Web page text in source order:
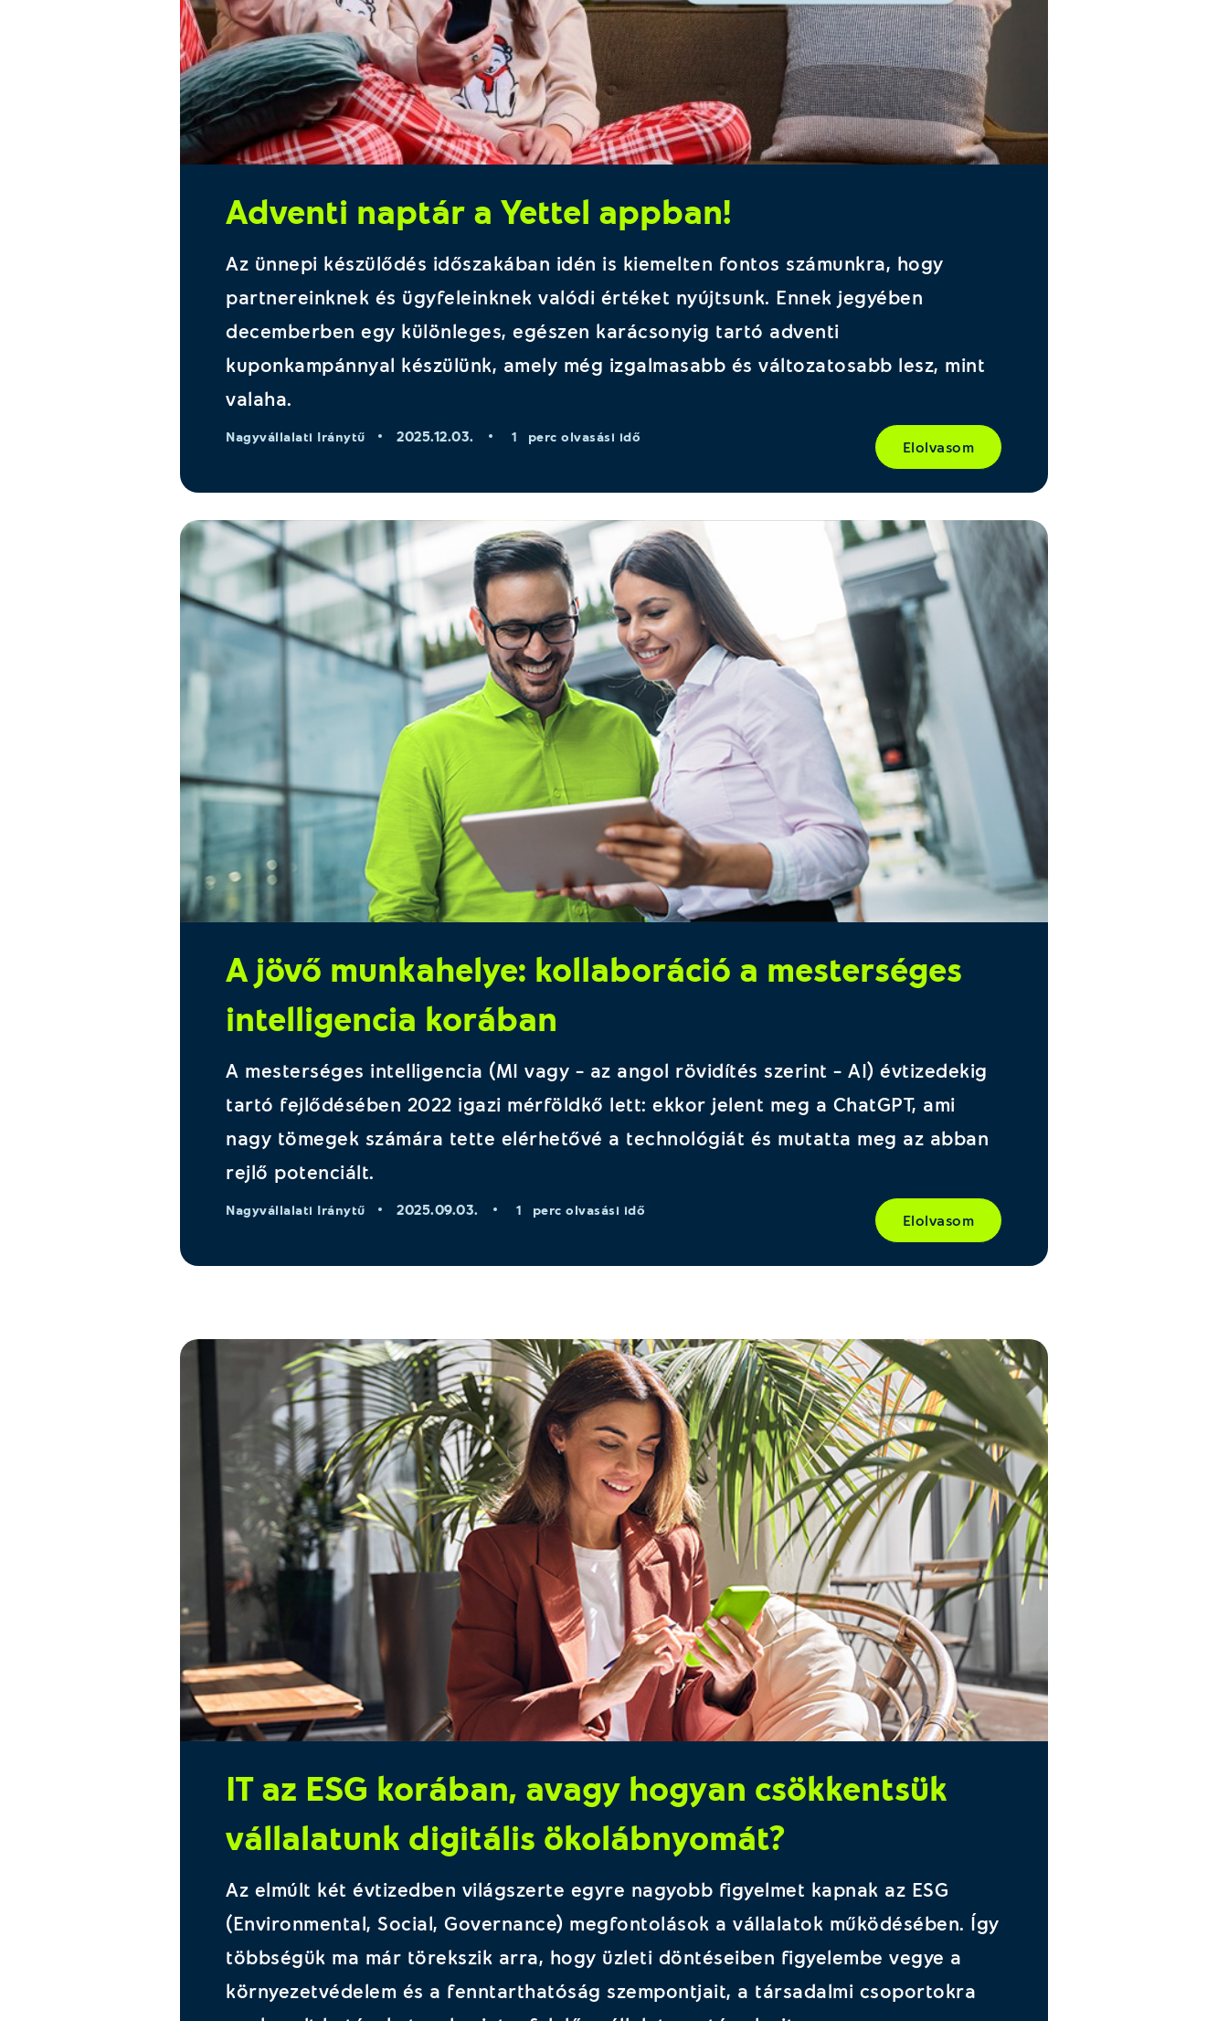
Adventi naptár a Yettel appban!
Az ünnepi készülődés időszakában idén is kiemelten fontos számunkra, hogy
partnereinknek és ügyfeleinknek valódi értéket nyújtsunk. Ennek jegyében
decemberben egy különleges, egészen karácsonyig tartó adventi
kuponkampánnyal készülünk, amely még izgalmasabb és változatosabb lesz, mint
valaha.
Nagyvállalati Iránytű 2025.12.03. 1 perc olvasási idő
Elolvasom
A jövő munkahelye: kollaboráció a mesterséges
intelligencia korában
A mesterséges intelligencia (MI vagy – az angol rövidítés szerint – AI) évtizedekig
tartó fejlődésében 2022 igazi mérföldkő lett: ekkor jelent meg a ChatGPT, ami
nagy tömegek számára tette elérhetővé a technológiát és mutatta meg az abban
rejlő potenciált.
Nagyvállalati Iránytű 2025.09.03. 1 perc olvasási idő
Elolvasom
IT az ESG korában, avagy hogyan csökkentsük
vállalatunk digitális ökolábnyomát?
Az elmúlt két évtizedben világszerte egyre nagyobb figyelmet kapnak az ESG
(Environmental, Social, Governance) megfontolások a vállalatok működésében. Így
többségük ma már törekszik arra, hogy üzleti döntéseiben figyelembe vegye a
környezetvédelem és a fenntarthatóság szempontjait, a társadalmi csoportokra